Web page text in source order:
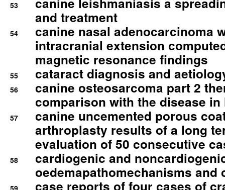
53
and treatment
54
canine nasal adenocarcinoma
intracranial extension
magnetic resonance findings
55 cataract diagnosis and
56
canine osteosarcoma part 2
comparison with the disease in
57
canine uncemented porous
arthroplasty results of a long
evaluation of 50 consecutive
58
cardiogenic and
oedemapathomechanisms and
case reports of four cases of